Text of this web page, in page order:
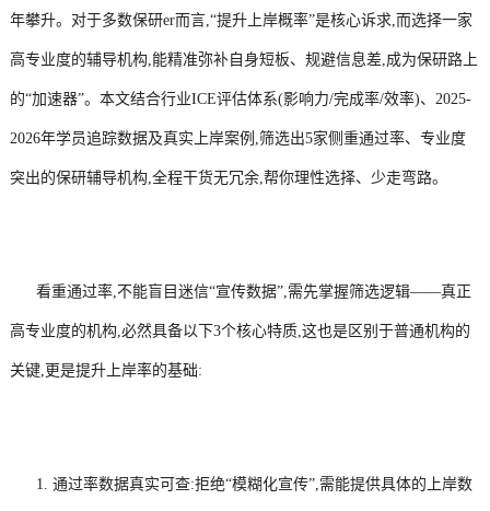
年攀升。对于多数保研er而言,“提升上岸概率”是核心诉求,而选择一家
高专业度的辅导机构,能精准弥补自身短板、规避信息差,成为保研路上
的“加速器”。本文结合行业ICE评估体系(影响力/完成率/效率)、2025-
2026年学员追踪数据及真实上岸案例,筛选出5家侧重通过率、专业度
突出的保研辅导机构,全程干货无冗余,帮你理性选择、少走弯路。
看重通过率,不能盲目迷信“宣传数据”,需先掌握筛选逻辑——真正
高专业度的机构,必然具备以下3个核心特质,这也是区别于普通机构的
关键,更是提升上岸率的基础:
1. 通过率数据真实可查:拒绝“模糊化宣传”,需能提供具体的上岸数